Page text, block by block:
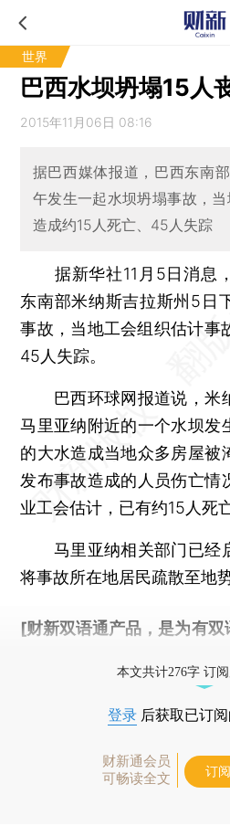
世界
巴西水坝坍塌15人
2015年11月06日 08:16
据巴西媒体报道，巴西东南
午发生一起水坝坍塌事故，
造成约15人死亡、45人失踪
据新华社11月5日消息
东南部米纳斯吉拉斯州5日
事故，当地工会组织估计事
45人失踪。
巴西环球网报道说，米
马里亚纳附近的一个水坝发
的大水造成当地众多房屋被
发布事故造成的人员伤亡情
业工会估计，已有约15人死
马里亚纳相关部门已经
将事故所在地居民疏散至地
[财新双语通产品，是为有
本文共计276字 订
登录 后获取已订
财新通会员
可畅读全文
订